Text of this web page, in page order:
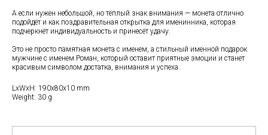
А если нужен небольшой, но тёплый знак внимания — монета отлично
подойдёт и как поздравительная открытка для именинника, которая
подчеркнёт индивидуальность и принесёт удачу.
Это не просто памятная монета с именем, а стильный именной подарок
мужчине с именем Роман, который оставит приятные эмоции и станет
красивым символом достатка, внимания и успеха.
LxWxH: 190x80x10 mm
Weight: 30 g